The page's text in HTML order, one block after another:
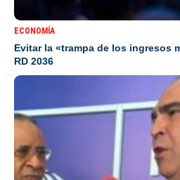
ECONOMÍA
Evitar la «trampa de los ingresos
RD 2036